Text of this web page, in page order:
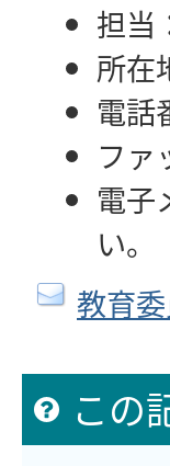
担当
所在
電話
ファ
電子
い。
教育
この